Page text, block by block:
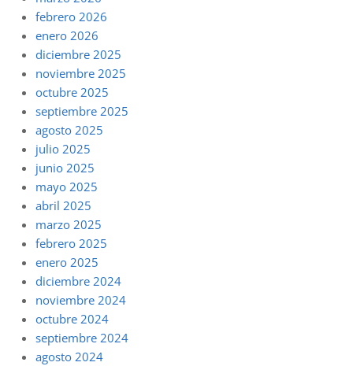
febrero 2026
enero 2026
diciembre 2025
noviembre 2025
octubre 2025
septiembre 2025
agosto 2025
julio 2025
junio 2025
mayo 2025
abril 2025
marzo 2025
febrero 2025
enero 2025
diciembre 2024
noviembre 2024
octubre 2024
septiembre 2024
agosto 2024